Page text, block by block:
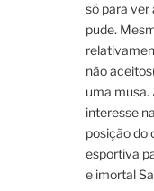
só para ver
pude.
não
uma musa.
interesse
posição do
esportiva
e imortal